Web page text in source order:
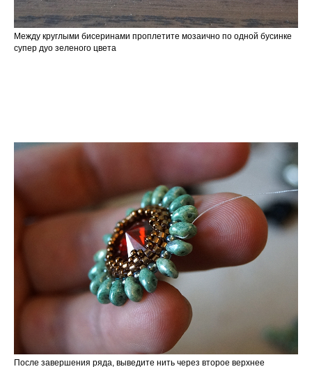
Между круглыми бисеринами проплетите мозаично по одной бусинке
супер дуо зеленого цвета
После завершения ряда, выведите нить через второе верхнее